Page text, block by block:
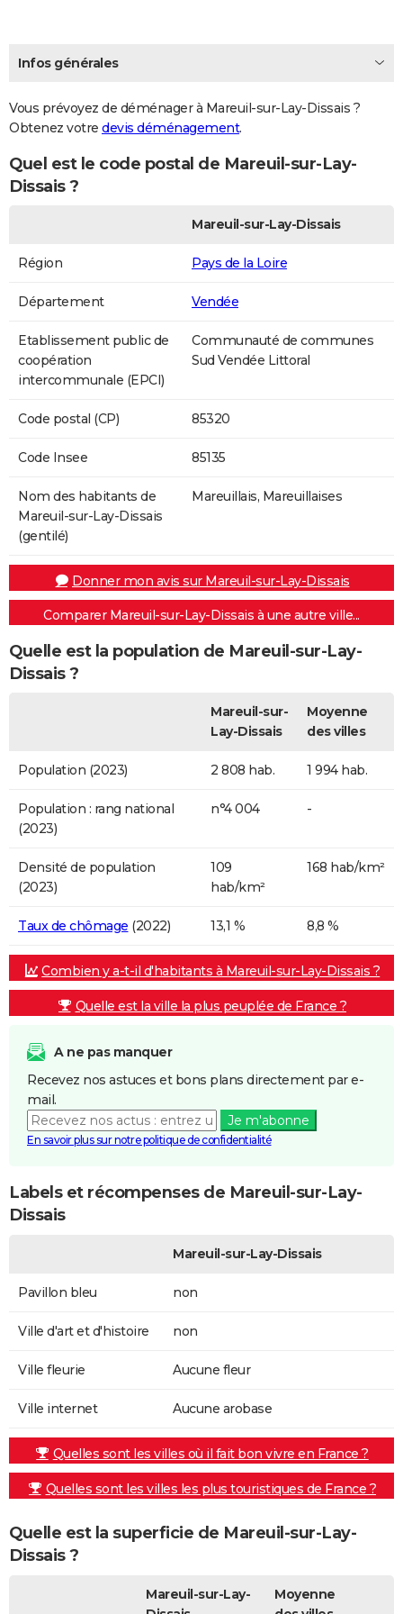
Infos générales
Vous prévoyez de déménager à Mareuil-sur-Lay-Dissais ?
Obtenez votre devis déménagement.
Quel est le code postal de Mareuil-sur-Lay-
Dissais ?
Mareuil-sur-Lay-Dissais
Région Pays de la Loire
Département Vendée
Etablissement public de
coopération
intercommunale (EPCI)
Communauté de communes
Sud Vendée Littoral
Code postal (CP) 85320
Code Insee 85135
Nom des habitants de
Mareuil-sur-Lay-Dissais
(gentilé)
Mareuillais, Mareuillaises
Donner mon avis sur Mareuil-sur-Lay-Dissais
Comparer Mareuil-sur-Lay-Dissais à une autre ville...
Quelle est la population de Mareuil-sur-Lay-
Dissais ?
Mareuil-sur-
Lay-Dissais
Moyenne
des villes
Population (2023) 2 808 hab. 1 994 hab.
Population : rang national
(2023)
n°4 004 -
Densité de population
(2023)
109
hab/km²
168 hab/km²
Taux de chômage (2022) 13,1 % 8,8 %
Combien y a-t-il d'habitants à Mareuil-sur-Lay-Dissais ?
Quelle est la ville la plus peuplée de France ?
A ne pas manquer
Recevez nos astuces et bons plans directement par e-
mail.
Je m'abonne
En savoir plus sur notre politique de confidentialité
Labels et récompenses de Mareuil-sur-Lay-
Dissais
Mareuil-sur-Lay-Dissais
Pavillon bleu non
Ville d'art et d'histoire non
Ville fleurie Aucune fleur
Ville internet Aucune arobase
Quelles sont les villes où il fait bon vivre en France ?
Quelles sont les villes les plus touristiques de France ?
Quelle est la superficie de Mareuil-sur-Lay-
Dissais ?
Mareuil-sur-Lay-
Moyenne